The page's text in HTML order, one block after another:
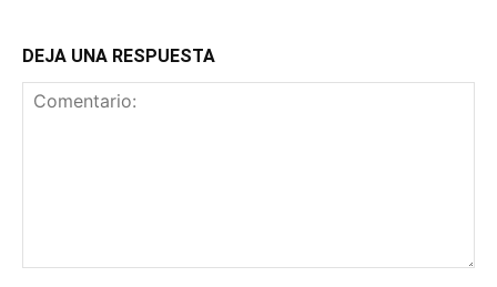
DEJA UNA RESPUESTA